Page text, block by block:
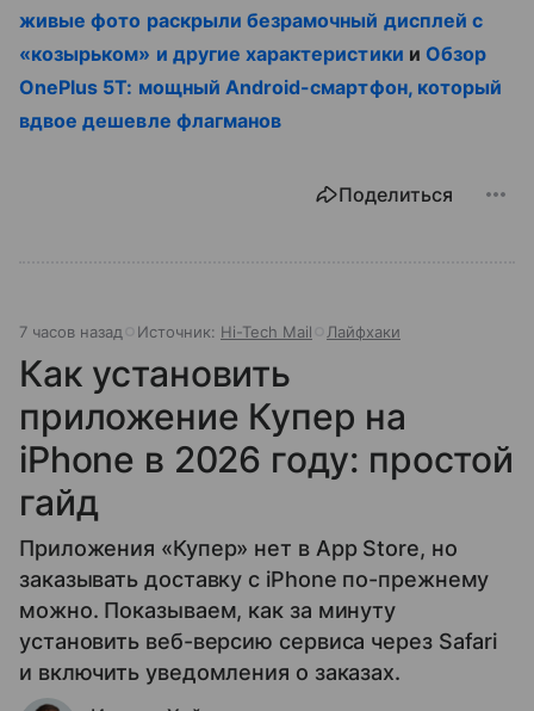
живые фото раскрыли безрамочный дисплей с
«козырьком» и другие характеристики и Обзор
OnePlus 5T: мощный Android-смартфон, который
вдвое дешевле флагманов
Поделиться
7 часов назад Источник: Hi-Tech Mail Лайфхаки
Как установить
приложение Купер на
iPhone в 2026 году: простой
гайд
Приложения «Купер» нет в App Store, но
заказывать доставку с iPhone по-прежнему
можно. Показываем, как за минуту
установить веб-версию сервиса через Safari
и включить уведомления о заказах.